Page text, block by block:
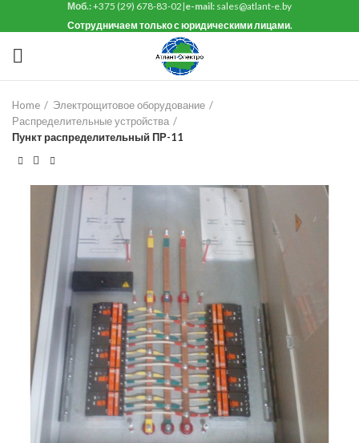
Моб.:+375 (29) 678-83-02 |e-mail: sales@atlant-e.by
Сотрудничаем только с юридическими лицами.
Home
Электрощитовое оборудование
Распределительные устройства
Пункт распределительный ПР-11